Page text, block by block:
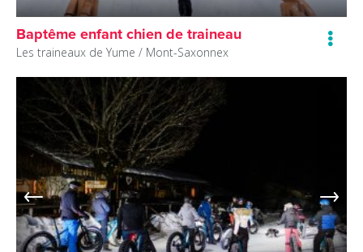
Baptême enfant chien de traineau
Les traineaux de Yume / Mont-Saxonnex